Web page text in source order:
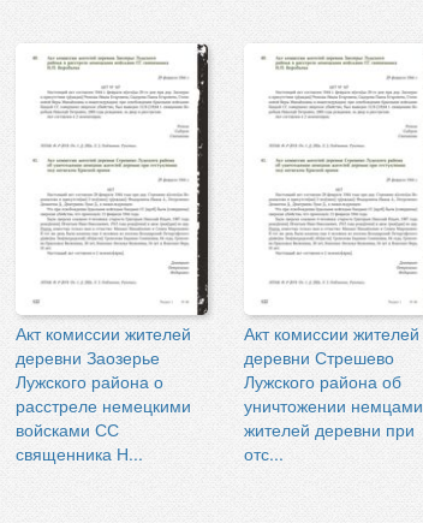
Акт комиссии жителей
деревни Заозерье
Лужского района о
расстреле немецкими
войсками СС
священника Н...
Акт комиссии жителей
деревни Стрешево
Лужского района об
уничтожении немцами
жителей деревни при
отс...